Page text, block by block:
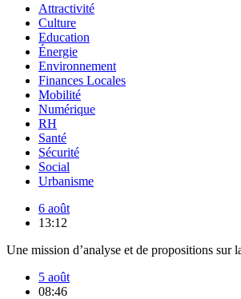
Attractivité
Culture
Education
Énergie
Environnement
Finances Locales
Mobilité
Numérique
RH
Santé
Sécurité
Social
Urbanisme
6 août
13:12
Une mission d’analyse et de propositions sur
5 août
08:46